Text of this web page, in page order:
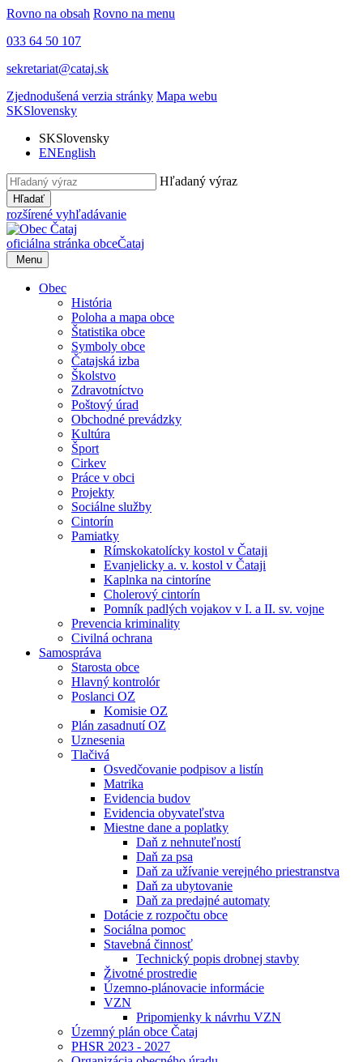
Rovno na obsah Rovno na menu
033 64 50 107
sekretariat@cataj.sk
Zjednodušená verzia stránky Mapa webu
SKSlovensky
SKSlovensky
ENEnglish
Hľadaný výraz
Hľadať
rozšírené vyhľadávanie
oficiálna stránka obceČataj
Menu
Obec
História
Poloha a mapa obce
Štatistika obce
Symboly obce
Čatajská izba
Školstvo
Zdravotníctvo
Poštový úrad
Obchodné prevádzky
Kultúra
Šport
Cirkev
Práce v obci
Projekty
Sociálne služby
Cintorín
Pamiatky
Rímskokatolícky kostol v Čataji
Evanjelicky a. v. kostol v Čataji
Kaplnka na cintoríne
Cholerový cintorín
Pomník padlých vojakov v I. a II. sv. vojne
Prevencia kriminality
Civilná ochrana
Samospráva
Starosta obce
Hlavný kontrolór
Poslanci OZ
Komisie OZ
Plán zasadnutí OZ
Uznesenia
Tlačivá
Osvedčovanie podpisov a listín
Matrika
Evidencia budov
Evidencia obyvateľstva
Miestne dane a poplatky
Daň z nehnuteľností
Daň za psa
Daň za užívanie verejného priestranstva
Daň za ubytovanie
Daň za predajné automaty
Dotácie z rozpočtu obce
Sociálna pomoc
Stavebná činnosť
Technický popis drobnej stavby
Životné prostredie
Územno-plánovacie informácie
VZN
Pripomienky k návrhu VZN
Územný plán obce Čataj
PHSR 2023 - 2027